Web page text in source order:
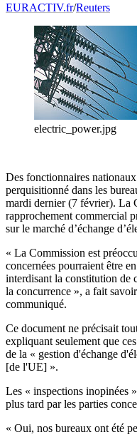
EURACTIV.fr/Reuters
electric_power.jpg
Des fonctionnaires
perquisitionné dans les
mardi dernier (7 février). La
rapprochement commercial
sur le marché d’échange
« La Commission est
concernées pourraient être
interdisant la constitution de
la concurrence », a fait
communiqué.
Ce document ne précisait
expliquant seulement que
de la « gestion d'échange
[de l'UE] ».
Les « inspections inopinées
plus tard par les parties
« Oui, nos bureaux ont été